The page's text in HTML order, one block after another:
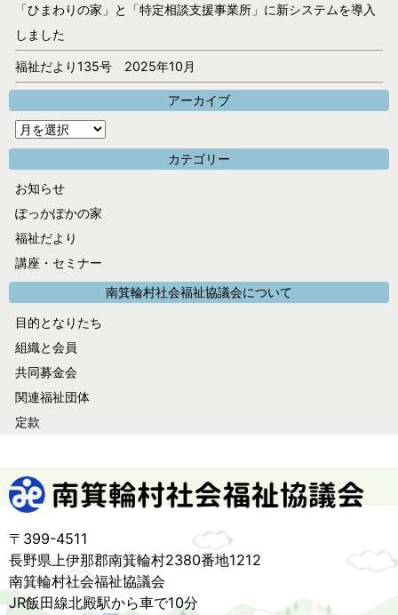
「ひまわりの家」と「特定相談支援事業所」に新システムを導入
しました
福祉だより135号 2025年10月
アーカイブ
ア
ー
カテゴリー
お知らせ
ぽっかぽかの家
福祉だより
講座・セミナー
南箕輪村社会福祉協議会について
目的となりたち
組織と会員
共同募金会
関連福祉団体
定款
〒399-4511
長野県上伊那郡南箕輪村2380番地1212
南箕輪村社会福祉協議会
JR飯田線北殿駅から車で10分